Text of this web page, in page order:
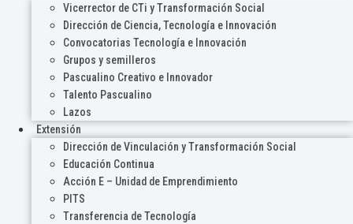
Vicerrector de CTi y Transformación Social
Dirección de Ciencia, Tecnología e Innovación
Convocatorias Tecnología e Innovación
Grupos y semilleros
Pascualino Creativo e Innovador
Talento Pascualino
Lazos
Extensión
Dirección de Vinculación y Transformación Social
Educación Continua
Acción E – Unidad de Emprendimiento
PITS
Transferencia de Tecnología